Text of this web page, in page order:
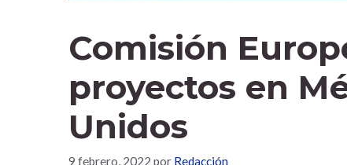
Comisión
proyectos en
Unidos
9 febrero, 2022 por Redacción